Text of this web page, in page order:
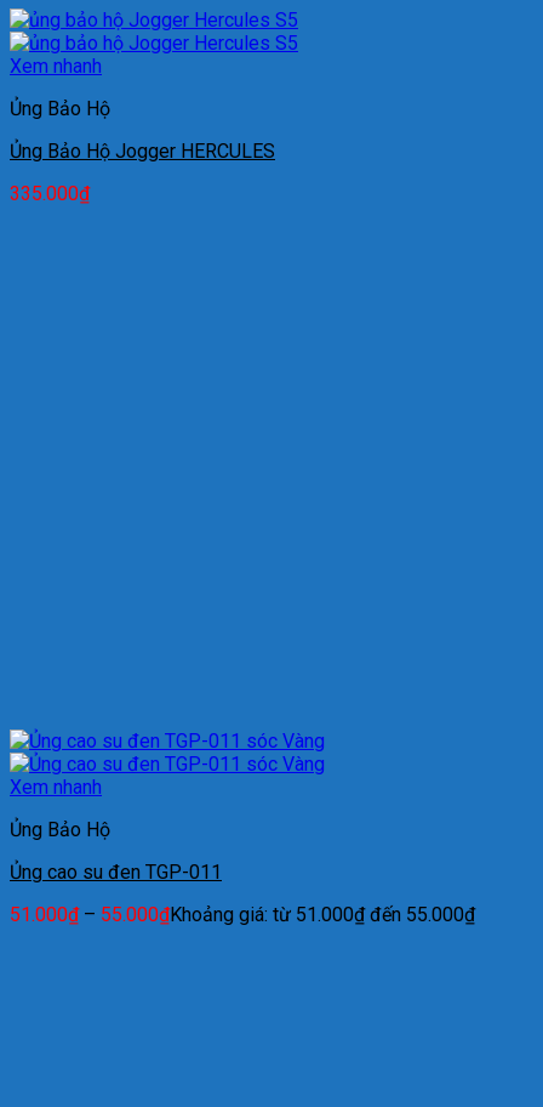
Xem nhanh
Ủng Bảo Hộ
Ủng Bảo Hộ Jogger HERCULES
335.000₫
Xem nhanh
Ủng Bảo Hộ
Ủng cao su đen TGP-011
51.000₫ – 55.000₫Khoảng giá: từ 51.000₫ đến 55.000₫